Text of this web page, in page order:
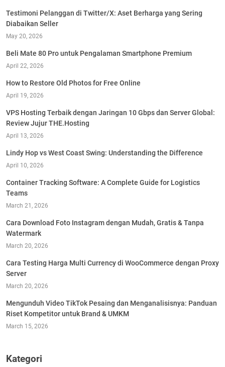
Testimoni Pelanggan di Twitter/X: Aset Berharga yang Sering
Diabaikan Seller
May 20, 2026
Beli Mate 80 Pro untuk Pengalaman Smartphone Premium
April 22, 2026
How to Restore Old Photos for Free Online
April 19, 2026
VPS Hosting Terbaik dengan Jaringan 10 Gbps dan Server Global:
Review Jujur THE.Hosting
April 13, 2026
Lindy Hop vs West Coast Swing: Understanding the Difference
April 10, 2026
Container Tracking Software: A Complete Guide for Logistics
Teams
March 21, 2026
Cara Download Foto Instagram dengan Mudah, Gratis & Tanpa
Watermark
March 20, 2026
Cara Testing Harga Multi Currency di WooCommerce dengan Proxy
Server
March 20, 2026
Mengunduh Video TikTok Pesaing dan Menganalisisnya: Panduan
Riset Kompetitor untuk Brand & UMKM
March 15, 2026
Kategori